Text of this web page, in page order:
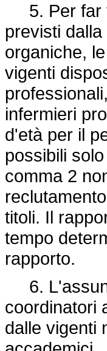
5. Per far
previsti
organiche,
vigenti
infermieri
d'età per il
possibili
comma 2
titoli. Il
tempo
rapporto.
6.
coordinatori
dalle vigenti